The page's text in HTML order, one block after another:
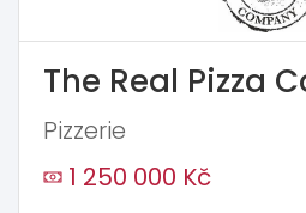
The Real Pizza
Pizzerie
1 250 000 Kč